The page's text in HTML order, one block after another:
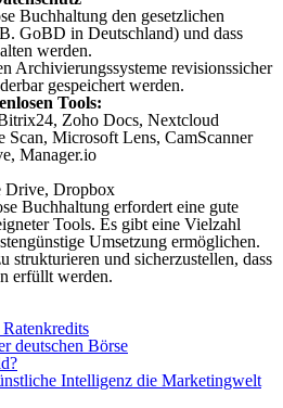
Buchhaltung den gesetzlichen
GoBD in Deutschland) und dass
werden.
Archivierungssysteme revisionssicher
gespeichert werden.
Tools:
Zoho Docs, Nextcloud
Scan, Microsoft Lens, CamScanner
Manager.io
Drive, Dropbox
Buchhaltung erfordert eine gute
Tools. Es gibt eine Vielzahl
Umsetzung ermöglichen.
strukturieren und sicherzustellen, dass
erfüllt werden.
deutschen Börse
Intelligenz die Marketingwelt